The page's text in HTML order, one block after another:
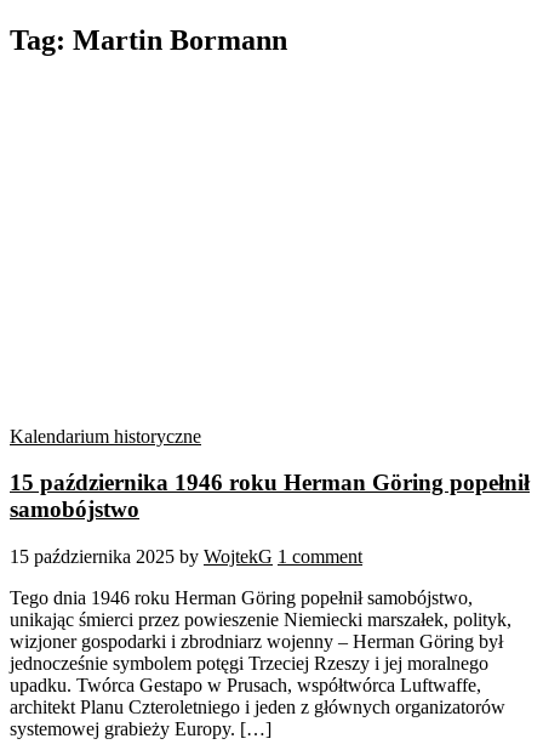
Tag: Martin Bormann
Kalendarium historyczne
15 października 1946 roku Herman Göring popełnił
samobójstwo
15 października 2025 by WojtekG 1 comment
Tego dnia 1946 roku Herman Göring popełnił samobójstwo,
unikając śmierci przez powieszenie Niemiecki marszałek, polityk,
wizjoner gospodarki i zbrodniarz wojenny – Herman Göring był
jednocześnie symbolem potęgi Trzeciej Rzeszy i jej moralnego
upadku. Twórca Gestapo w Prusach, współtwórca Luftwaffe,
architekt Planu Czteroletniego i jeden z głównych organizatorów
systemowej grabieży Europy. […]